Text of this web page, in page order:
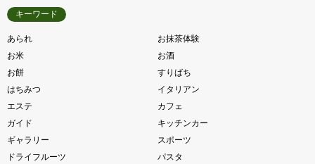
キーワード
あられ
お抹茶体験
お米
お酒
お餅
すりばち
はちみつ
イタリアン
エステ
カフェ
ガイド
キッチンカー
ギャラリー
スポーツ
ドライフルーツ
パスタ